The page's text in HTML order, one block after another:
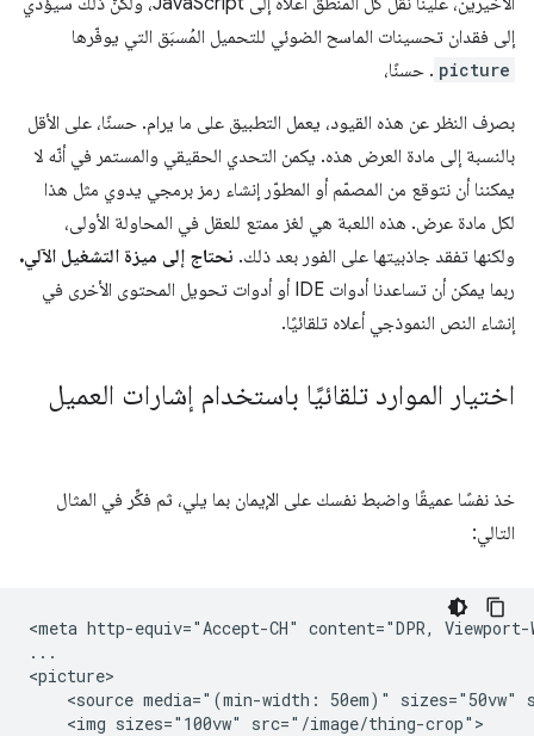
إلى فقدان تحسينات الماسح الضوئي للتحميل المُسبَق التي يوفّرها
picture . حسنًا،
بصرف النظر عن هذه القيود، يعمل التطبيق على ما يرام. حسنًا، على الأقل
بالنسبة إلى مادة العرض هذه. يكمن التحدي الحقيقي والمستمر في أنّه لا
يمكننا أن نتوقع من المصمّم أو المطوّر إنشاء رمز برمجي يدوي مثل هذا
لكل مادة عرض. هذه اللعبة هي لغز ممتع للعقل في المحاولة الأولى،
ولكنها تفقد جاذبيتها على الفور بعد ذلك. نحتاج إلى ميزة التشغيل الآلي.
ربما يمكن أن تساعدنا أدوات IDE أو أدوات تحويل المحتوى الأخرى في
إنشاء النص النموذجي أعلاه تلقائيًا.
اختيار الموارد تلقائيًا باستخدام إشارات العميل
خذ نفسًا عميقًا واضبط نفسك على الإيمان بما يلي، ثم فكِّر في المثال
التالي:
<meta http-equiv="Accept-CH" content="DPR,
...
<picture>
<source media="(min-width: 50em)" sizes="50vw"
    <img sizes="100vw" src="/image/thing-crop">